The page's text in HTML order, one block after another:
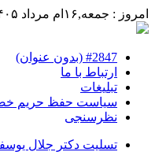
امروز : جمعه,۱۶ام مرداد ۱۴۰۵
#2847 (بدون عنوان)
ارتباط با ما
تبلیغات
سیاست حفظ حریم
نظرسنجی
تسلیت دکتر جلال